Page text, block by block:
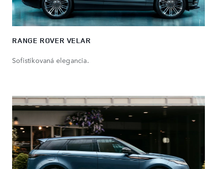
RANGE ROVER VELAR
Sofistikovaná elegancia.